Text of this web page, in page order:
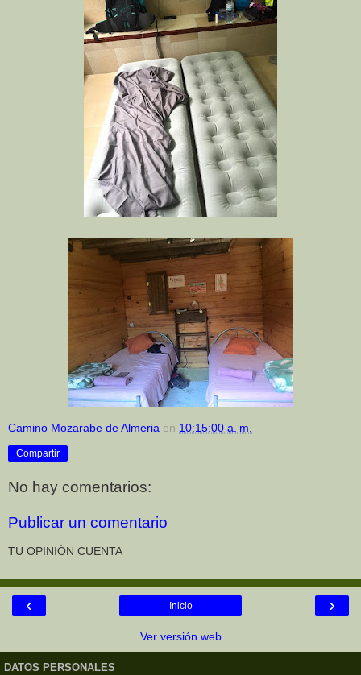
Camino Mozarabe de Almeria en 10:15:00 a. m.
Compartir
No hay comentarios:
Publicar un comentario
TU OPINIÓN CUENTA
‹ ›
Inicio
Ver versión web
DATOS PERSONALES